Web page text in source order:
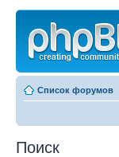
Список форумов
Поиск